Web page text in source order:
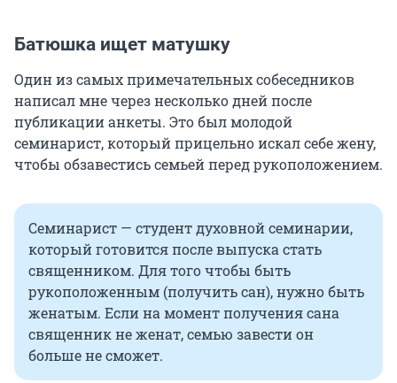
Батюшка ищет матушку
Один из самых примечательных собеседников
написал мне через несколько дней после
публикации анкеты. Это был молодой
семинарист, который прицельно искал себе жену,
чтобы обзавестись семьей перед рукоположением.
Семинарист — студент духовной семинарии,
который готовится после выпуска стать
священником. Для того чтобы быть
рукоположенным (получить сан), нужно быть
женатым. Если на момент получения сана
священник не женат, семью завести он
больше не сможет.